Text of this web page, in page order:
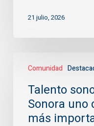
están21 julio, 2026
Comunidad
sonorense:
Sonora
Talento
Sonora uno
más